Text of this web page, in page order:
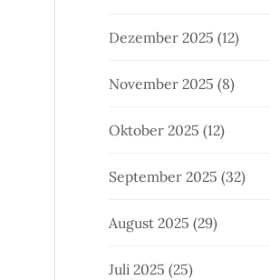
Dezember 2025 (12)
November 2025 (8)
Oktober 2025 (12)
September 2025 (32)
August 2025 (29)
Juli 2025 (25)